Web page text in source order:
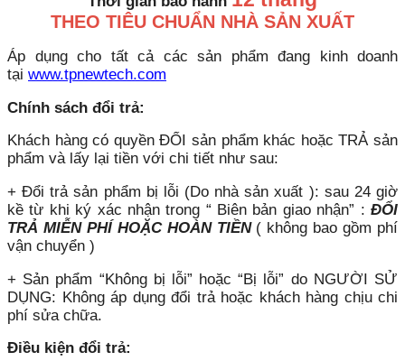
THEO TIÊU CHUẨN NHÀ SẢN XUẤT
Áp dụng cho tất cả các sản phẩm đang kinh doanh
tại www.tpnewtech.com
Chính sách đổi trả:
Khách hàng có quyền ĐỔI sản phẩm khác hoặc TRẢ sản
phẩm và lấy lại tiền với chi tiết như sau:
+ Đổi trả sản phẩm bị lỗi (Do nhà sản xuất ): sau 24 giờ
kề từ khi ký xác nhận trong “ Biên bản giao nhận” : ĐỔI
TRẢ MIỄN PHÍ HOẶC HOÀN TIỀN( không bao gồm phí
vận chuyển )
+ Sản phẩm “Không bị lỗi” hoặc “Bị lỗi” do NGƯỜI SỬ
DỤNG: Không áp dụng đổi trả hoặc khách hàng chịu chi
phí sửa chữa.
Điều kiện đổi trả: